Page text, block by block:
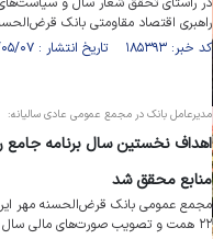
راهبری اقتصاد مقاومتی بانک
کد خبر: ۱۸۵۳۹۳ تاریخ انتشار : ۱۴۰۵/۰۵/۰۷
مدیرعامل بانک در مجمع عمومی عادی سالیانه:
منابع محقق شد
۲۲ همت و تصویب صورت‌های مالی سال ۱۴۰۴ برگزار شد.